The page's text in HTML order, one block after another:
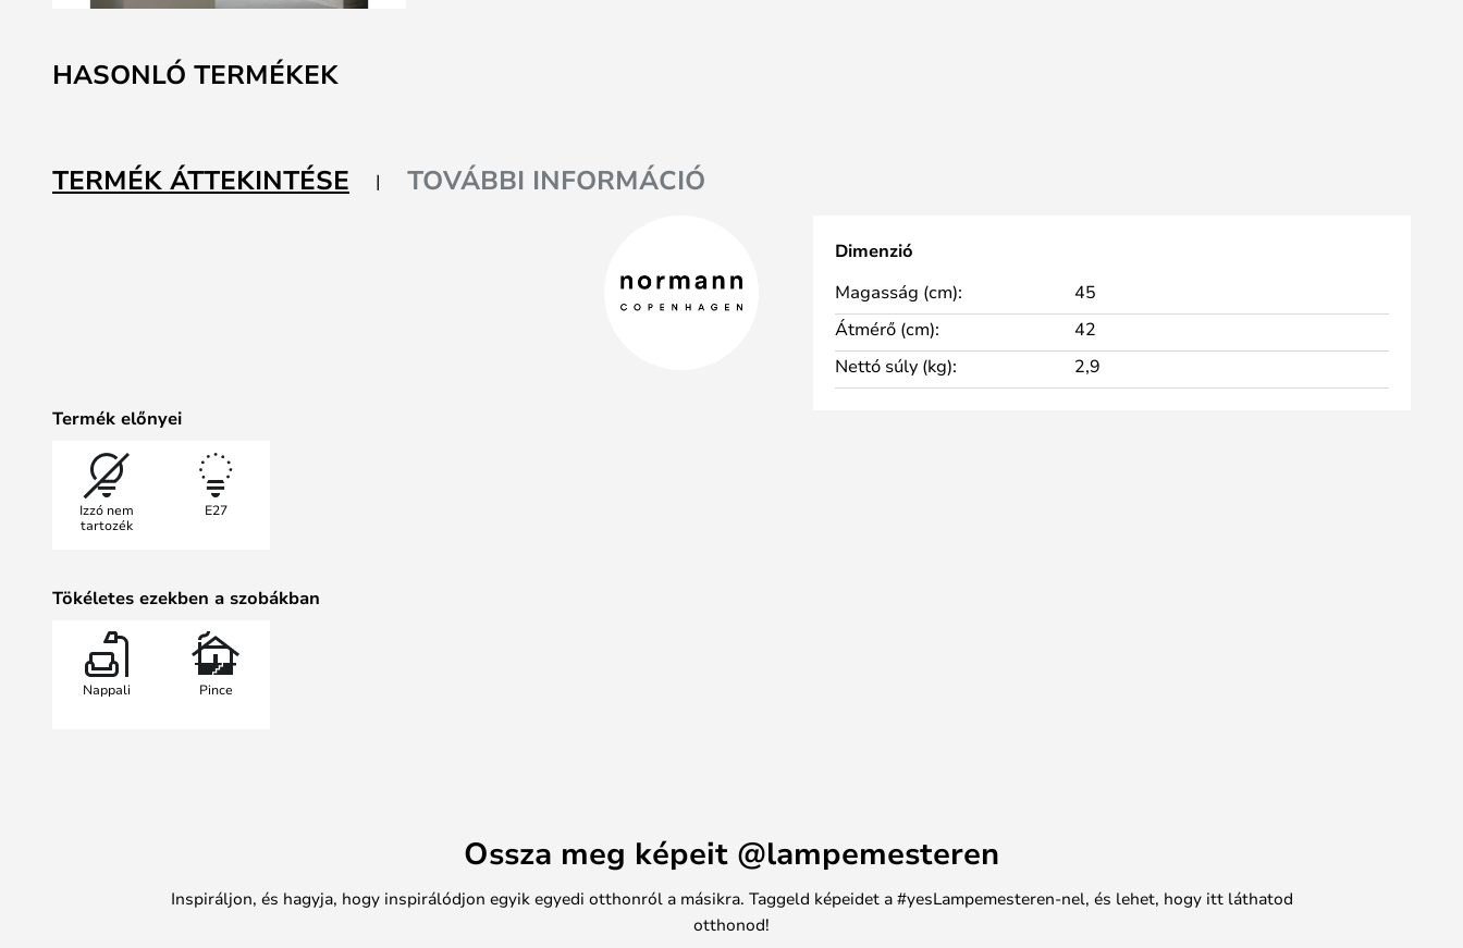
a
képgaléria
HASONLÓ TERMÉKEK
TERMÉK ÁTTEKINTÉSE TOVÁBBI INFORMÁCIÓ
Termék előnyei
Izzó nem
tartozék
E27
Tökéletes ezekben a szobákban
Nappali Pince
Dimenzió
Magasság (cm):
45
Átmérő (cm):
42
Nettó súly (kg):
2,9
Ossza meg képeit @lampemesteren
Inspiráljon, és hagyja, hogy inspirálódjon egyik egyedi otthonról a másikra. Taggeld képeidet a #yesLampemesteren-nel, és lehet, hogy itt láthatod
otthonod!